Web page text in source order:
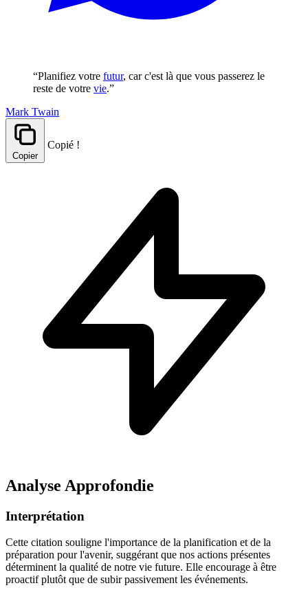
“Planifiez votre futur, car c'est là que vous passerez le
reste de votre vie.”
Mark Twain
Copier
Copié !
Analyse Approfondie
Interprétation
Cette citation souligne l'importance de la planification et de la
préparation pour l'avenir, suggérant que nos actions présentes
déterminent la qualité de notre vie future. Elle encourage à être
proactif plutôt que de subir passivement les événements.